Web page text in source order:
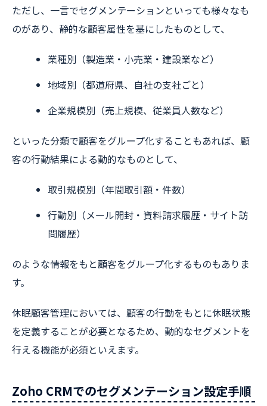
ただし、一言でセグメンテーションといっても様々なも
のがあり、静的な顧客属性を基にしたものとして、
業種別（製造業・小売業・建設業など）
地域別（都道府県、自社の支社ごと）
企業規模別（売上規模、従業員人数など）
といった分類で顧客をグループ化することもあれば、顧
客の行動結果による動的なものとして、
取引規模別（年間取引額・件数）
行動別（メール開封・資料請求履歴・サイト訪
問履歴）
のような情報をもと顧客をグループ化するものもありま
す。
休眠顧客管理においては、顧客の行動をもとに休眠状態
を定義することが必要となるため、動的なセグメントを
行える機能が必須といえます。
Zoho CRMでのセグメンテーション設定手順